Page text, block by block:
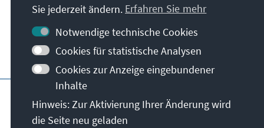
Kontakt
Besuchen Sie auch
Hauptseite der KAS
Nutzungsbedingungen
Erklärung zur Barrierefreiheit
Sie jederzeit ändern. Erfahren Sie mehr
Notwendige technische Cookies
Cookies für statistische Analysen
Cookies zur Anzeige eingebundener
Inhalte
Hinweis: Zur Aktivierung Ihrer Änderung wird
die Seite neu geladen